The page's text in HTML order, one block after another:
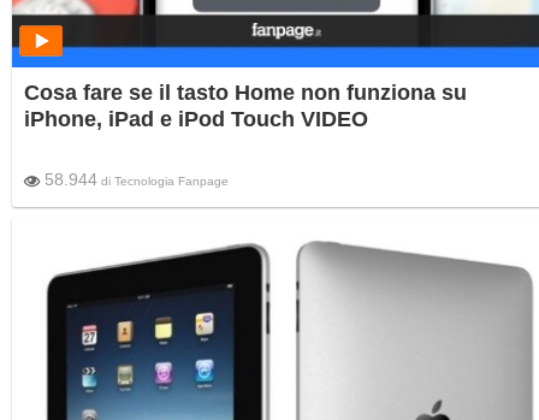
Cosa fare se il tasto Home non funziona su
iPhone, iPad e iPod Touch VIDEO
58.944 di Tecnologia Fanpage